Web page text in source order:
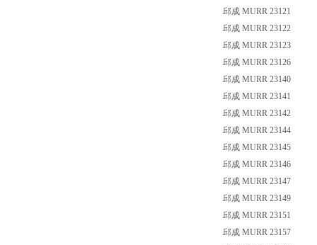
邱成 MURR 23121
邱成 MURR 23122
邱成 MURR 23123
邱成 MURR 23126
邱成 MURR 23140
邱成 MURR 23141
邱成 MURR 23142
邱成 MURR 23144
邱成 MURR 23145
邱成 MURR 23146
邱成 MURR 23147
邱成 MURR 23149
邱成 MURR 23151
邱成 MURR 23157